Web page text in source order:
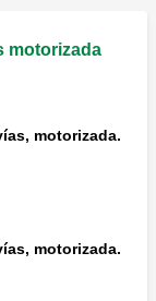
motorizada
motorizada.
motorizada.